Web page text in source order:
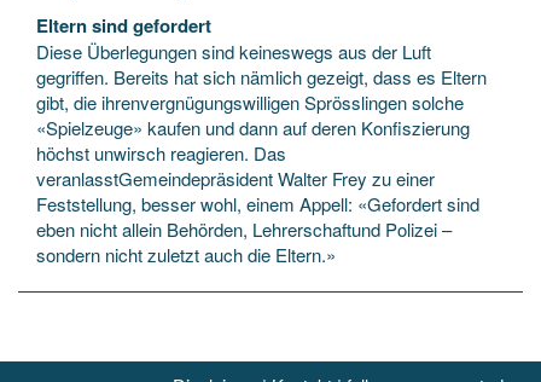
Eltern sind gefordert
Diese Überlegungen sind keineswegs aus der Luft
gegriffen. Bereits hat sich nämlich gezeigt, dass es Eltern
gibt, die ihrenvergnügungswilligen Sprösslingen solche
«Spielzeuge» kaufen und dann auf deren Konfiszierung
höchst unwirsch reagieren. Das
veranlasstGemeindepräsident Walter Frey zu einer
Feststellung, besser wohl, einem Appell: «Gefordert sind
eben nicht allein Behörden, Lehrerschaftund Polizei –
sondern nicht zuletzt auch die Eltern.»